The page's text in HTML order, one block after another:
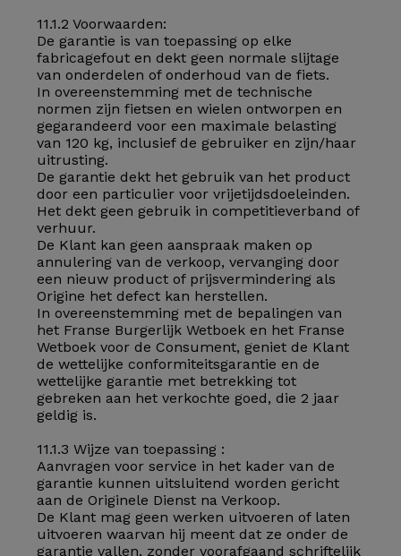
11.1.2 Voorwaarden:
De garantie is van toepassing op elke
fabricagefout en dekt geen normale slijtage
van onderdelen of onderhoud van de fiets.
In overeenstemming met de technische
normen zijn fietsen en wielen ontworpen en
gegarandeerd voor een maximale belasting
van 120 kg, inclusief de gebruiker en zijn/haar
uitrusting.
De garantie dekt het gebruik van het product
door een particulier voor vrijetijdsdoeleinden.
Het dekt geen gebruik in competitieverband of
verhuur.
De Klant kan geen aanspraak maken op
annulering van de verkoop, vervanging door
een nieuw product of prijsvermindering als
Origine het defect kan herstellen.
In overeenstemming met de bepalingen van
het Franse Burgerlijk Wetboek en het Franse
Wetboek voor de Consument, geniet de Klant
de wettelijke conformiteitsgarantie en de
wettelijke garantie met betrekking tot
gebreken aan het verkochte goed, die 2 jaar
geldig is.
11.1.3 Wijze van toepassing :
Aanvragen voor service in het kader van de
garantie kunnen uitsluitend worden gericht
aan de Originele Dienst na Verkoop.
De Klant mag geen werken uitvoeren of laten
uitvoeren waarvan hij meent dat ze onder de
garantie vallen, zonder voorafgaand schriftelijk